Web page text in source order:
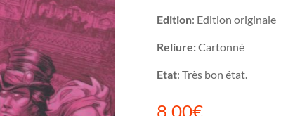
Edition: Edition originale
Reliure:Cartonné
Etat: Très bon état.
8,00€